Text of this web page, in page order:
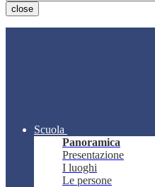
close
Scuola
Panoramica
Presentazione
I luoghi
Le persone